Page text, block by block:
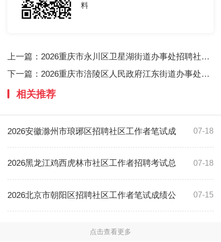
料
上一篇： 2026重庆市永川区卫星湖街道办事处招聘社区
下一篇： 2026重庆市涪陵区人民政府江东街道办事处高
相关推荐
2026安徽滁州市琅琊区招聘社区工作者笔试成 07-18
2026黑龙江鸡西虎林市社区工作者招聘考试总 07-18
2026北京市朝阳区招聘社区工作者笔试成绩公 07-15
点击查看更多